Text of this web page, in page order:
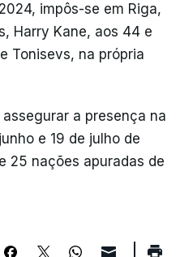
impôs-se em Riga,
Harry Kane, aos 44 e
Tonisevs, na própria
a presença na
e 19 de julho de
25 nações apuradas de